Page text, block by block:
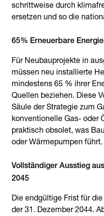
schrittweise durch
ersetzen und so die
65% Erneuerbare
Für Neubauprojekte in
müssen neu installierte
mindestens 65 % ihrer
Quellen beziehen. Diese
Säule der Strategie zum
konventionelle Gas- oder
praktisch obsolet, was
oder Wärmepumpen führt.
Vollständiger Ausstieg
2045
Die endgültige Frist für
der 31. Dezember 2044.